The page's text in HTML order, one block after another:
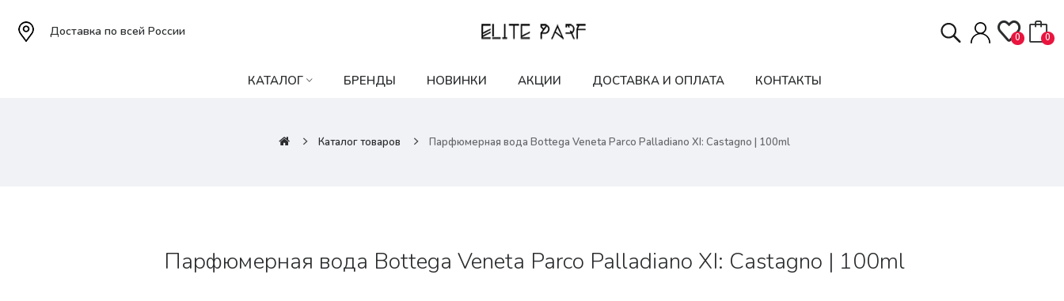
Доставка по всей России 0 0
КАТАЛОГ БРЕНДЫ НОВИНКИ АКЦИИ ДОСТАВКА И ОПЛАТА КОНТАКТЫ
Каталог товаров Парфюмерная вода Bottega Veneta Parco Palladiano XI: Castagno | 100ml
Парфюмерная вода Bottega Veneta Parco Palladiano XI: Castagno | 100ml